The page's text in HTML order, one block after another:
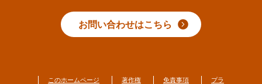
お問い合わせはこちら
このホームページ 著作権 免責事項 プラ